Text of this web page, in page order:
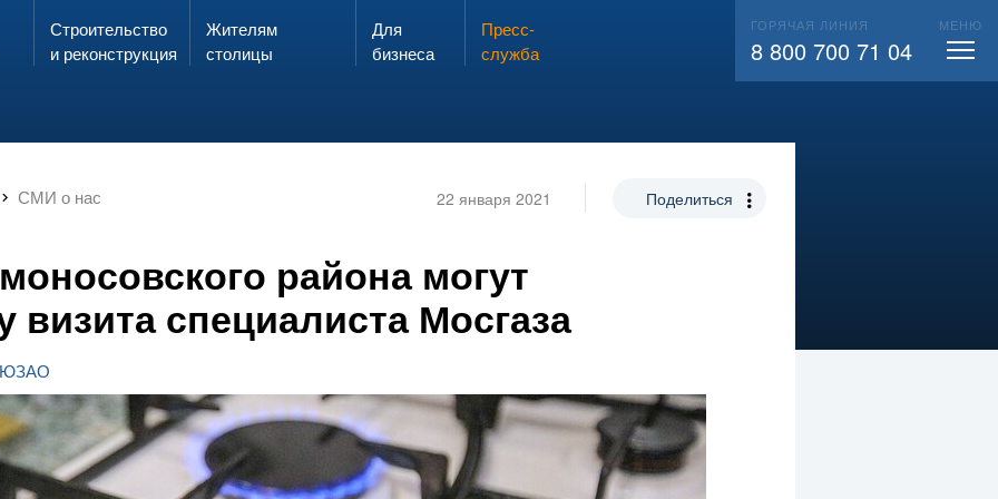
Запах газа?
ЗВОНИ 104 ВЫЗВАТЬ СЛЕСАРЯ
Строительство
и реконструкция
Жителям
столицы
Для
бизнеса
Пресс-
служба
ГОРЯЧАЯ ЛИНИЯ
8 800 700 71 04
МЕНЮ
СМИ о нас 22 января 2021 Поделиться
района могут
визита специалиста Мосгаза
ЮЗАО